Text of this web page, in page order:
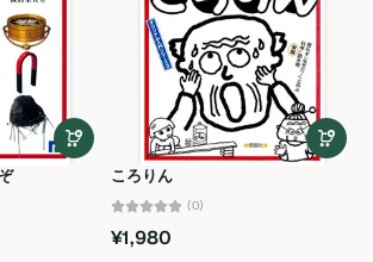
ころりん
(0)
¥1,980